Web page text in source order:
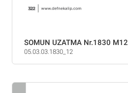
SOMUN UZATMA Nr.1830 M12
05.03.03.1830_12